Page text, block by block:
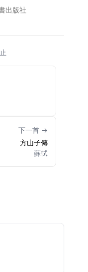
出版社
下一首 →
方山子傳
蘇軾